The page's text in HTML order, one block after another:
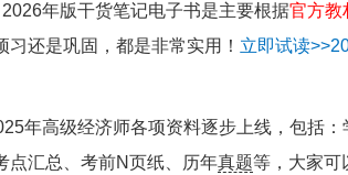
2026年版干货笔记电子书是主要根据官方教
习还是巩固，都是非常实用！ 立即试读
年高级经济师各项资料逐步上线，包括：
点汇总、考前N页纸、历年真题等，大家可